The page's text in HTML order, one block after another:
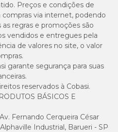
Preços e condições de
via internet, podendo
as regras e promoções são
vendidos e entregues pela
de valores no site, o valor
garante segurança para suas
reservados à Cobasi.
BÁSICOS E
Fernando Cerqueira César
Industrial, Barueri - SP